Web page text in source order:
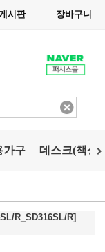
시판 장바구니
가구 데스크(책상)
R_SD316SL/R]